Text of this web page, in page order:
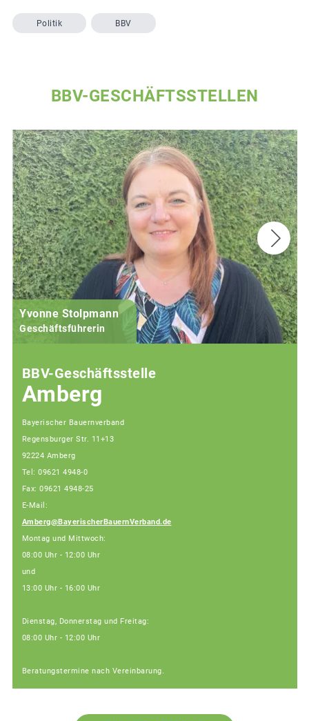
Politik BBV
BBV-GESCHÄFTSSTELLEN
Yvonne Stolpmann
Geschäftsführerin
BBV-Geschäftsstelle
Amberg
Bayerischer Bauernverband
Regensburger Str. 11+13
92224 Amberg
Tel: 09621 4948-0
Fax: 09621 4948-25
E-Mail:
Amberg@BayerischerBauernVerband.de
Montag und Mittwoch:
08:00 Uhr - 12:00 Uhr
und
13:00 Uhr - 16:00 Uhr
Dienstag, Donnerstag und Freitag:
08:00 Uhr - 12:00 Uhr
Beratungstermine nach Vereinbarung.